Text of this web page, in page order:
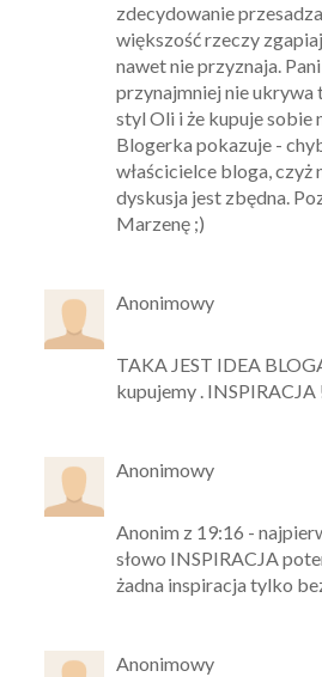
zdecydowanie
większość rzeczy
nawet nie przyznaja.
przynajmniej nie ukrywa
styl Oli i że kupuje
Blogerka pokazuje -
właścicielce bloga, czyż
dyskusja jest zbędna.
Marzenę ;)
Anonimowy
TAKA JEST IDEA
kupujemy . INSPIRACJA
Anonimowy
Anonim z 19:16 -
słowo INSPIRACJA
żadna inspiracja tylko
Anonimowy